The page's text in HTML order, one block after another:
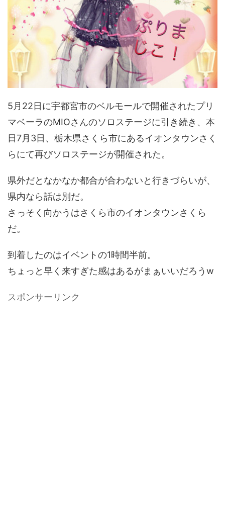
5月22日に宇都宮市のベルモールで開催されたプリ
マベーラのMIOさんのソロステージに引き続き、本
日7月3日、栃木県さくら市にあるイオンタウンさく
らにて再びソロステージが開催された。
県外だとなかなか都合が合わないと行きづらいが、
県内なら話は別だ。
さっそく向かうはさくら市のイオンタウンさくら
だ。
到着したのはイベントの1時間半前。
ちょっと早く来すぎた感はあるがまぁいいだろうw
スポンサーリンク